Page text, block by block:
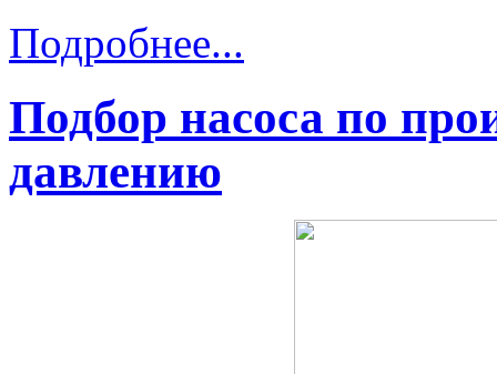
Подробнее...
Подбор насоса по
давлению